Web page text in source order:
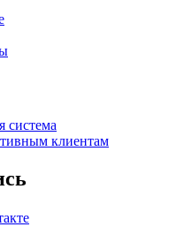
система
клиентам